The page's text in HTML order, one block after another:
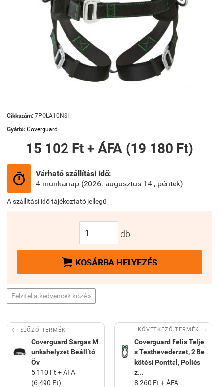
Cikkszám: 7POLA10NSI
Gyártó: Coverguard
15 102 Ft + ÁFA (19 180 Ft)

Várható szállítási idő:
4 munkanap (2026. augusztus 14., péntek)
A szállítási idő tájékoztató jellegű
db
 KOSÁRBA HELYEZÉS
Felvitel a kedvencek közé »
 ELŐZŐ TERMÉK
Coverguard Sargas M
unkahelyzet Beállító
Öv
5 110 Ft + ÁFA
(6 490 Ft)
KÖVETKEZŐ TERMÉK 
Coverguard Felis Telje
s Testhevederzet, 2 Be
kötési Ponttal, Poliés
z...
8 260 Ft + ÁFA